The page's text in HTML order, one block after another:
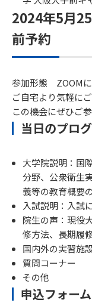
2024年5月
前予約
参加形態 ZOOM
ご自宅より気軽に
この機会にぜひご
当日のプロ
大学院説明：国
分野、公衆衛生
義等の教育概要
入試説明：入試
院生の声：現役
修方法、長期履
国内外の実習施
質問コーナー
その他
申込フォーム